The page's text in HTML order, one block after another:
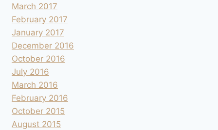
March 2017
February 2017
January 2017
December 2016
October 2016
July 2016
March 2016
February 2016
October 2015
August 2015